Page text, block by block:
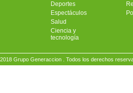
Deportes
Espectáculos
Salud
Ciencia y
tecnología
2018 Grupo Generaccion . Todos los derechos